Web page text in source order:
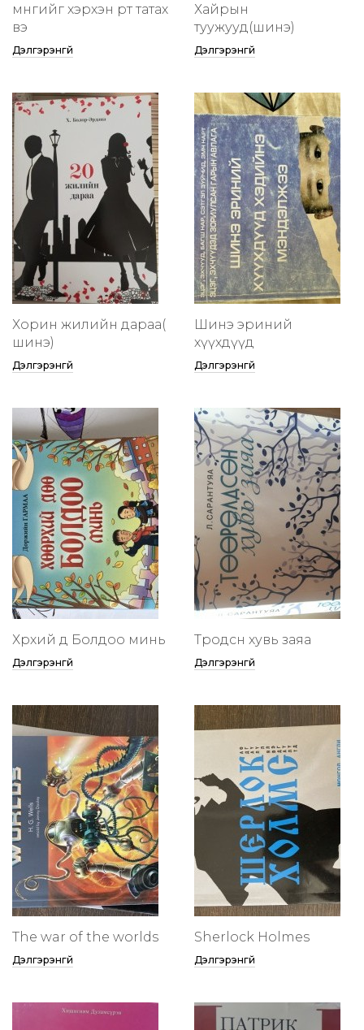
мөнгийг хэрхэн өөртөө татах
вэ
Дэлгэрэнгүй
Хайрын
туужууд(шинэ)
Дэлгэрэнгүй
Хорин жилийн дараа(
шинэ)
Дэлгэрэнгүй
Шинэ эриний
хүүхдүүд
Дэлгэрэнгүй
Хөөрхий дөө Болдоо минь
Дэлгэрэнгүй
Төөрөодсөн хувь заяа
Дэлгэрэнгүй
The war of the worlds
Дэлгэрэнгүй
Sherlock Holmes
Дэлгэрэнгүй